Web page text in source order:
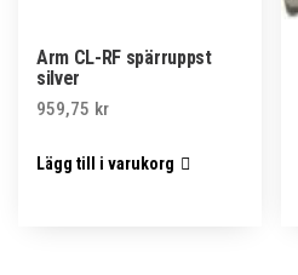
Arm CL-RF spärruppst
silver
959,75 kr
Lägg till i varukorg